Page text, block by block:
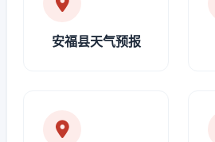
安福县天气预报